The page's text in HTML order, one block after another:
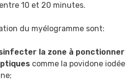
10 et 20 minutes.
du myélogramme sont:
la zone à ponctionner
comme la povidone iodée